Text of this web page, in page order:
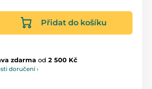
Přidat do košíku
zdarma od 2 500 Kč
doručení ›